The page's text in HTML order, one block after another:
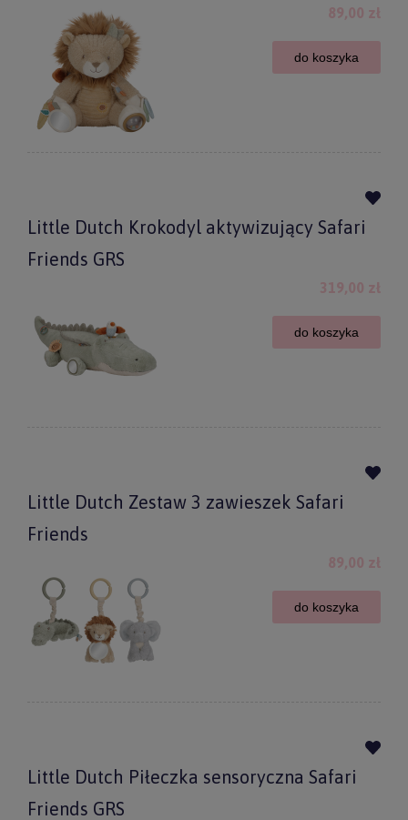
89,00 zł
do koszyka
Little Dutch Krokodyl aktywizujący Safari
Friends GRS
319,00 zł
do koszyka
Little Dutch Zestaw 3 zawieszek Safari
Friends
89,00 zł
do koszyka
Little Dutch Piłeczka sensoryczna Safari
Friends GRS